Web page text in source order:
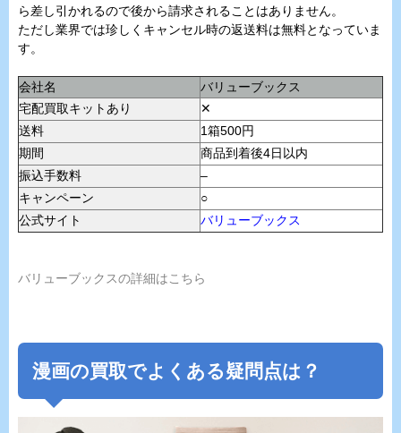
ら差し引かれるので後から請求されることはありません。
ただし業界では珍しくキャンセル時の返送料は無料となっていま
す。
会社名
バリューブックス
宅配買取キットあり
✕
送料
1箱500円
期間
商品到着後4日以内
振込手数料
–
キャンペーン
○
公式サイト
バリューブックス
バリューブックスの詳細はこちら
漫画の買取でよくある疑問点は？